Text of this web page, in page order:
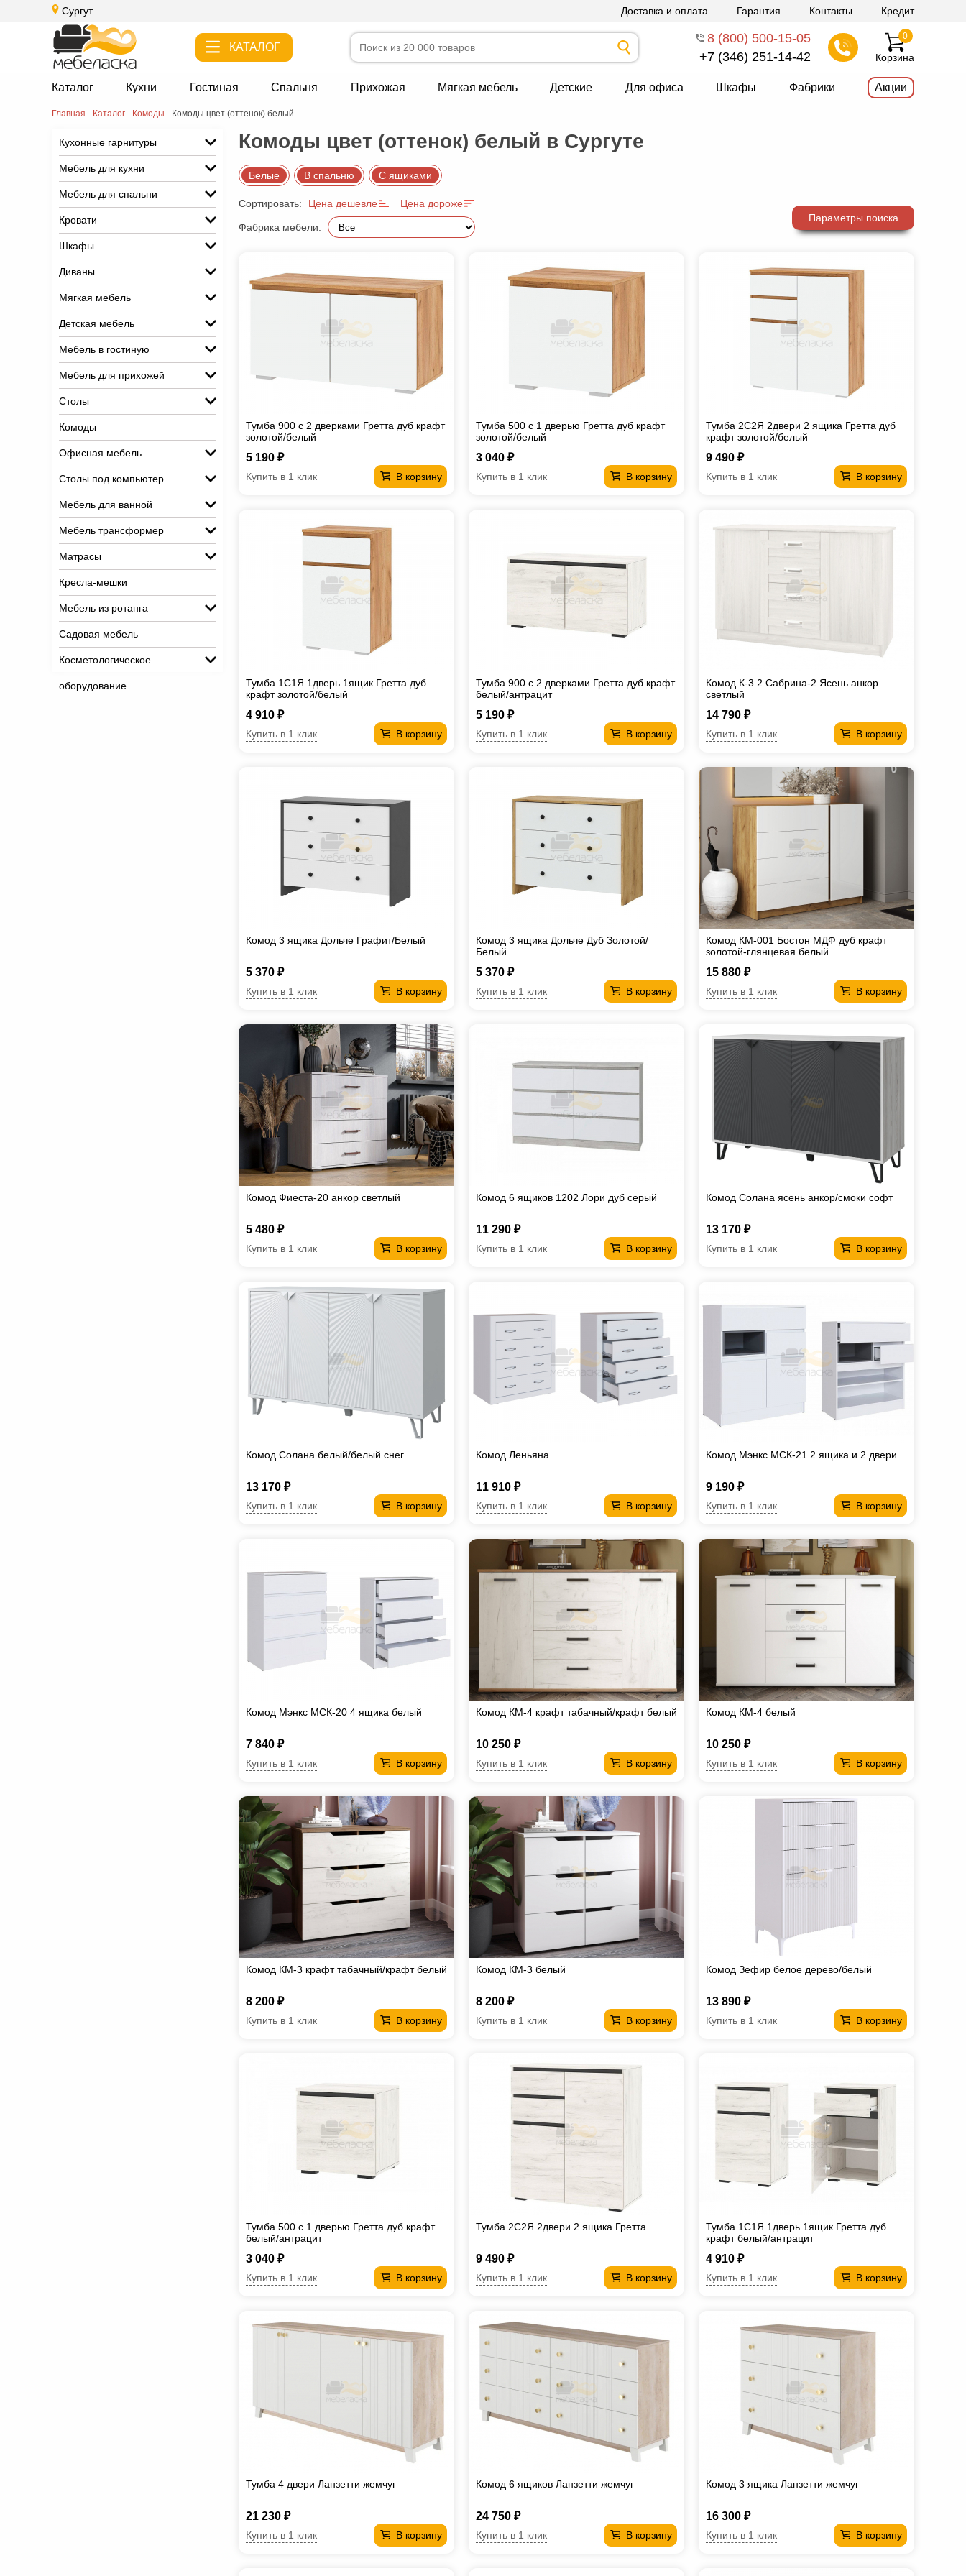
Сургут Доставка и оплата Гарантия Контакты Кредит
КАТАЛОГ
8 (800) 500-15-05
+7 (346) 251-14-42
Корзина
0
Каталог Кухни Гостиная Спальня Прихожая Мягкая мебель Детские Для офиса Шкафы Фабрики Акции
Главная - Каталог - Комоды - Комоды цвет (оттенок) белый
Кухонные гарнитуры
Мебель для кухни
Мебель для спальни
Кровати
Шкафы
Диваны
Мягкая мебель
Детская мебель
Мебель в гостиную
Мебель для прихожей
Столы
Комоды
Офисная мебель
Столы под компьютер
Мебель для ванной
Мебель трансформер
Матрасы
Кресла-мешки
Мебель из ротанга
Садовая мебель
Косметологическое
оборудование
Комоды цвет (оттенок) белый в Сургуте
Белые В спальню С ящиками
Сортировать: Цена дешевле Цена дороже
Фабрика мебели:
Параметры поиска
Тумба 900 с 2 дверками Гретта дуб крафт
золотой/белый
5 190 ₽
В корзину
Купить в 1 клик
Тумба 500 с 1 дверью Гретта дуб крафт
золотой/белый
3 040 ₽
В корзину
Купить в 1 клик
Тумба 2С2Я 2двери 2 ящика Гретта дуб
крафт золотой/белый
9 490 ₽
В корзину
Купить в 1 клик
Тумба 1С1Я 1дверь 1ящик Гретта дуб
крафт золотой/белый
4 910 ₽
В корзину
Купить в 1 клик
Тумба 900 с 2 дверками Гретта дуб крафт
белый/антрацит
5 190 ₽
В корзину
Купить в 1 клик
Комод К-3.2 Сабрина-2 Ясень анкор
светлый
14 790 ₽
В корзину
Купить в 1 клик
Комод 3 ящика Дольче Графит/Белый
5 370 ₽
В корзину
Купить в 1 клик
Комод 3 ящика Дольче Дуб Золотой/
Белый
5 370 ₽
В корзину
Купить в 1 клик
Комод КМ-001 Бостон МДФ дуб крафт
золотой-глянцевая белый
15 880 ₽
В корзину
Купить в 1 клик
Комод Фиеста-20 анкор светлый
5 480 ₽
В корзину
Купить в 1 клик
Комод 6 ящиков 1202 Лори дуб серый
11 290 ₽
В корзину
Купить в 1 клик
Комод Солана ясень анкор/смоки софт
13 170 ₽
В корзину
Купить в 1 клик
Комод Солана белый/белый снег
13 170 ₽
В корзину
Купить в 1 клик
Комод Леньяна
11 910 ₽
В корзину
Купить в 1 клик
Комод Мэнкс МСК-21 2 ящика и 2 двери
9 190 ₽
В корзину
Купить в 1 клик
Комод Мэнкс МСК-20 4 ящика белый
7 840 ₽
В корзину
Купить в 1 клик
Комод КМ-4 крафт табачный/крафт белый
10 250 ₽
В корзину
Купить в 1 клик
Комод КМ-4 белый
10 250 ₽
В корзину
Купить в 1 клик
Комод КМ-3 крафт табачный/крафт белый
8 200 ₽
В корзину
Купить в 1 клик
Комод КМ-3 белый
8 200 ₽
В корзину
Купить в 1 клик
Комод Зефир белое дерево/белый
13 890 ₽
В корзину
Купить в 1 клик
Тумба 500 с 1 дверью Гретта дуб крафт
белый/антрацит
3 040 ₽
В корзину
Купить в 1 клик
Тумба 2С2Я 2двери 2 ящика Гретта
9 490 ₽
В корзину
Купить в 1 клик
Тумба 1С1Я 1дверь 1ящик Гретта дуб
крафт белый/антрацит
4 910 ₽
В корзину
Купить в 1 клик
Тумба 4 двери Ланзетти жемчуг
21 230 ₽
В корзину
Купить в 1 клик
Комод 6 ящиков Ланзетти жемчуг
24 750 ₽
В корзину
Купить в 1 клик
Комод 3 ящика Ланзетти жемчуг
16 300 ₽
В корзину
Купить в 1 клик